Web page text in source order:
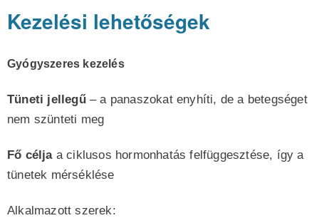
Kezelési lehetőségek
Gyógyszeres kezelés
Tüneti jellegű– a panaszokat enyhíti, de a betegséget
nem szünteti meg
Fő céljaa ciklusos hormonhatás felfüggesztése, így a
tünetek mérséklése
Alkalmazott szerek: